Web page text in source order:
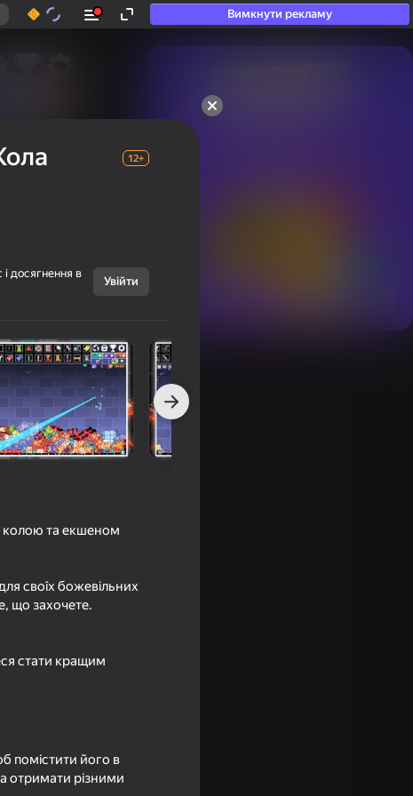
Вимкнути рекламу
12+
досягнення в
Увійти
колою та екшеном
своїх божевільних
що захочете.
стати кращим
помістити його в
отримати різними